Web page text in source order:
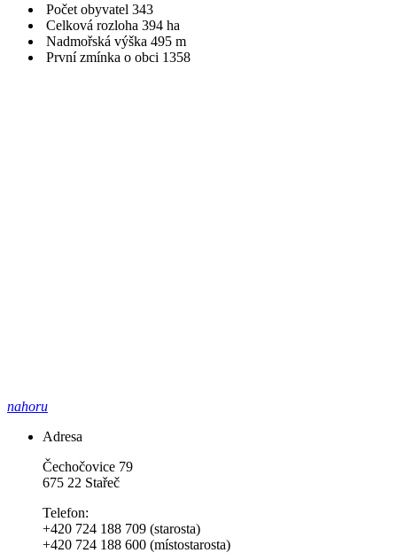
Počet obyvatel 343
Celková rozloha 394 ha
Nadmořská výška 495 m
První zmínka o obci 1358
nahoru
Adresa
Čechočovice 79
675 22 Stařeč
Telefon:
+420 724 188 709 (starosta)
+420 724 188 600 (místostarosta)